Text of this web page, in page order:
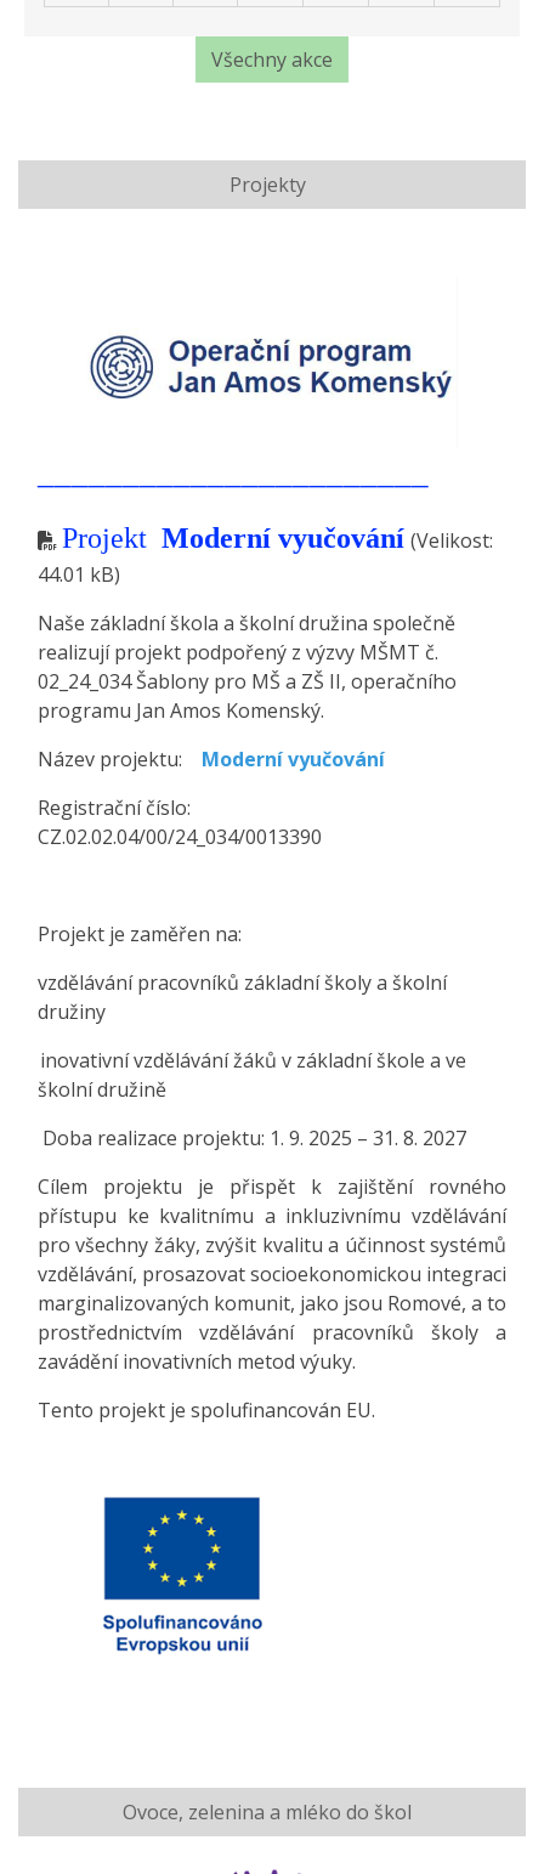
Všechny akce
Projekty
Projekt Moderní vyučování (Velikost:
44.01 kB)
Naše základní škola a školní družina společně
realizují projekt podpořený z výzvy MŠMT č.
02_24_034 Šablony pro MŠ a ZŠ II, operačního
programu Jan Amos Komenský.
Název projektu:
Moderní vyučování
Registrační číslo:
CZ.02.02.04/00/24_034/0013390
Projekt je zaměřen na:
vzdělávání pracovníků základní školy a školní
družiny
inovativní vzdělávání žáků v základní škole a ve
školní družině
Doba realizace projektu: 1. 9. 2025 – 31. 8. 2027
Cílem projektu je přispět k zajištění rovného
přístupu ke kvalitnímu a inkluzivnímu vzdělávání
pro všechny žáky, zvýšit kvalitu a účinnost systémů
vzdělávání, prosazovat socioekonomickou integraci
marginalizovaných komunit, jako jsou Romové, a to
prostřednictvím vzdělávání pracovníků školy a
zavádění inovativních metod výuky.
Tento projekt je spolufinancován EU.
Ovoce, zelenina a mléko do škol